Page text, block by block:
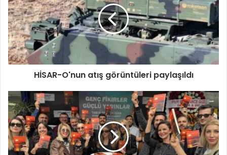
HİSAR-O'nun atış görüntüleri paylaşıldı